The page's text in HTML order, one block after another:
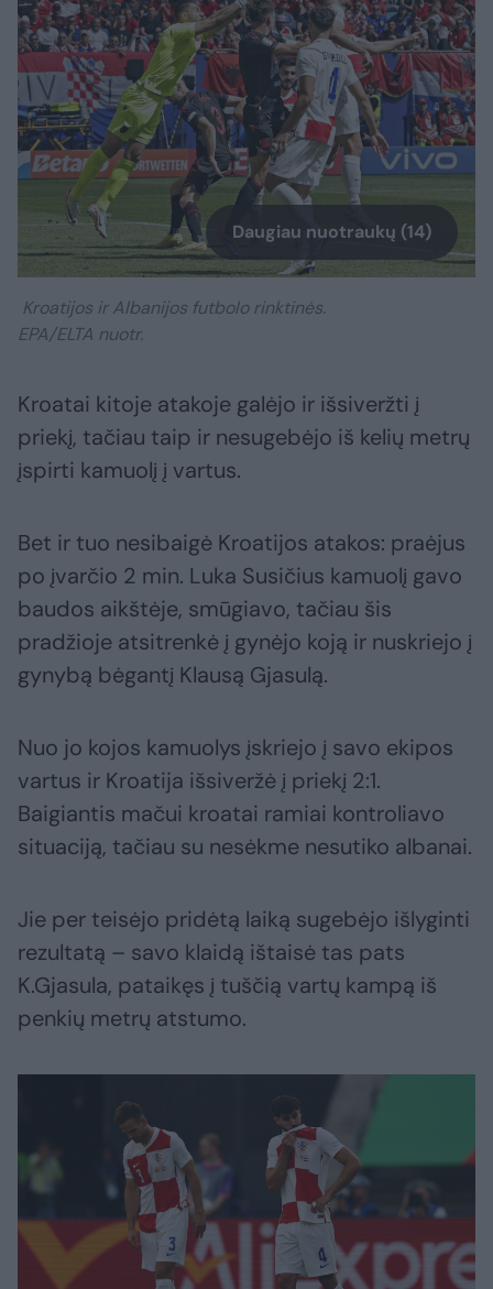
Daugiau nuotraukų (14)
Kroatijos ir Albanijos futbolo rinktinės.
EPA/ELTA nuotr.
Kroatai kitoje atakoje galėjo ir išsiveržti į
priekį, tačiau taip ir nesugebėjo iš kelių metrų
įspirti kamuolį į vartus.
Bet ir tuo nesibaigė Kroatijos atakos: praėjus
po įvarčio 2 min. Luka Susičius kamuolį gavo
baudos aikštėje, smūgiavo, tačiau šis
pradžioje atsitrenkė į gynėjo koją ir nuskriejo į
gynybą bėgantį Klausą Gjasulą.
Nuo jo kojos kamuolys įskriejo į savo ekipos
vartus ir Kroatija išsiveržė į priekį 2:1.
Baigiantis mačui kroatai ramiai kontroliavo
situaciją, tačiau su nesėkme nesutiko albanai.
Jie per teisėjo pridėtą laiką sugebėjo išlyginti
rezultatą – savo klaidą ištaisė tas pats
K.Gjasula, pataikęs į tuščią vartų kampą iš
penkių metrų atstumo.